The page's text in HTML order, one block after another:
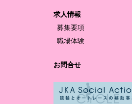
求人情報
募集要項
職場体験
お問合せ